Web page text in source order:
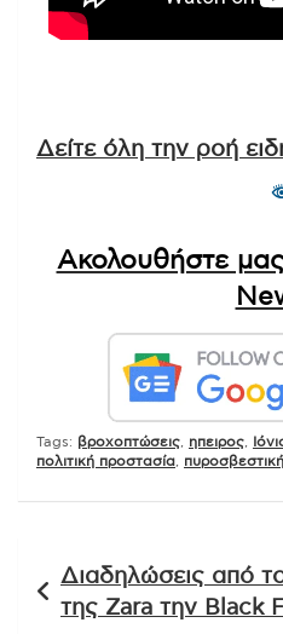
Δείτε όλη την ροή
Ακολουθήστε
Tags: βροχοπτώσεις ηπειρος
πολιτική προστασία
πυροσβεστική
άρθρων
Διαδηλώσεις από
της Zara την Black